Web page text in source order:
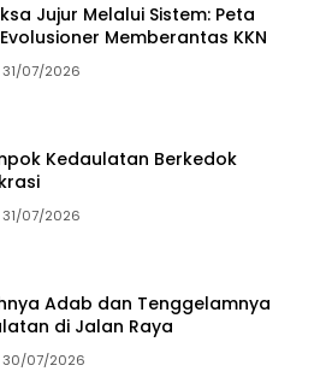
Jujur Melalui Sistem: Peta
Memberantas KKN
31/07/2026
Kedaulatan Berkedok
31/07/2026
Adab dan Tenggelamnya
di Jalan Raya
30/07/2026